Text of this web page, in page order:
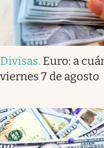
Divisas. Euro: a
viernes 7 de agosto